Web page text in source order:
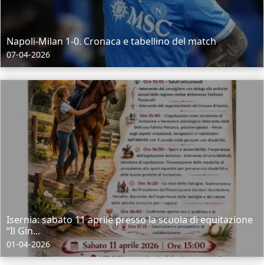
Napoli-Milan 1-0. Cronaca e tabellino del match
07-04-2026
Isernia: sabato 11 aprile presso la scuola di equitazione
“Il Gin...
01-04-2026